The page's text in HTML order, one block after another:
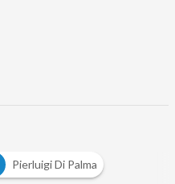
Pierluigi Di Palma